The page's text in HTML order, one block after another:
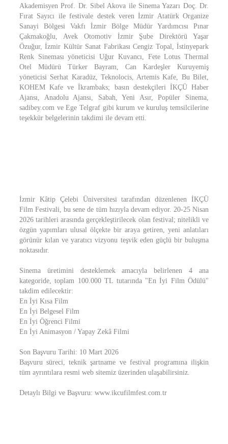
Akademisyen Prof. Dr. Sibel Akova ile Sinema Yazarı Doç. Dr.
Fırat Sayıcı ile festivale destek veren İzmir Atatürk Organize
Sanayi Bölgesi Vakfı İzmir Bölge Müdür Yardımcısı Pınar
Çakmakoğlu, Avek Otomotiv İzmir Şube Direktörü Yaşar
Özuğur, İzmir Kültür Sanat Fabrikası Cengiz Topal, İstinyepark
Renk Sineması yöneticisi Uğur Kuvancı, Fete Lotus Thermal
Otel Müdürü Türker Bayram, Can Kardeşler Kuruyemiş
yöneticisi Serhat Karadüz, Teknolocis, Artemis Kafe, Bu Bilet,
KOHEM Kafe ve İkrambaks; basın destekçileri İKÇÜ Haber
Ajansı, Anadolu Ajansı, Sabah, Yeni Asır, Popüler Sinema,
sadibey.com ve Ege Telgraf gibi kurum ve kuruluş temsilcilerine
teşekkür belgelerinin takdimi ile devam etti.
İzmir Kâtip Çelebi Üniversitesi tarafından düzenlenen İKÇÜ
Film Festivali, bu sene de tüm hızıyla devam ediyor. 20-25 Nisan
2026 tarihleri arasında gerçekleştirilecek olan festival; nitelikli ve
özgün yapımları ulusal ölçekte bir araya getiren, yeni anlatıları
görünür kılan ve yaratıcı vizyonu teşvik eden güçlü bir buluşma
noktasıdır.
​Sinema üretimini desteklemek amacıyla belirlenen 4 ana
kategoride, toplam 100.000 TL tutarında "En İyi Film Ödülü"
takdim edilecektir:
​En İyi Kısa Film
​En İyi Belgesel Film
​En İyi Öğrenci Filmi
​En İyi Animasyon / Yapay Zekâ Filmi
​Son Başvuru Tarihi: 10 Mart 2026
​Başvuru süreci, teknik şartname ve festival programına ilişkin
tüm ayrıntılara resmi web sitemiz üzerinden ulaşabilirsiniz.
​Detaylı Bilgi ve Başvuru: www.ikcufilmfest.com.tr